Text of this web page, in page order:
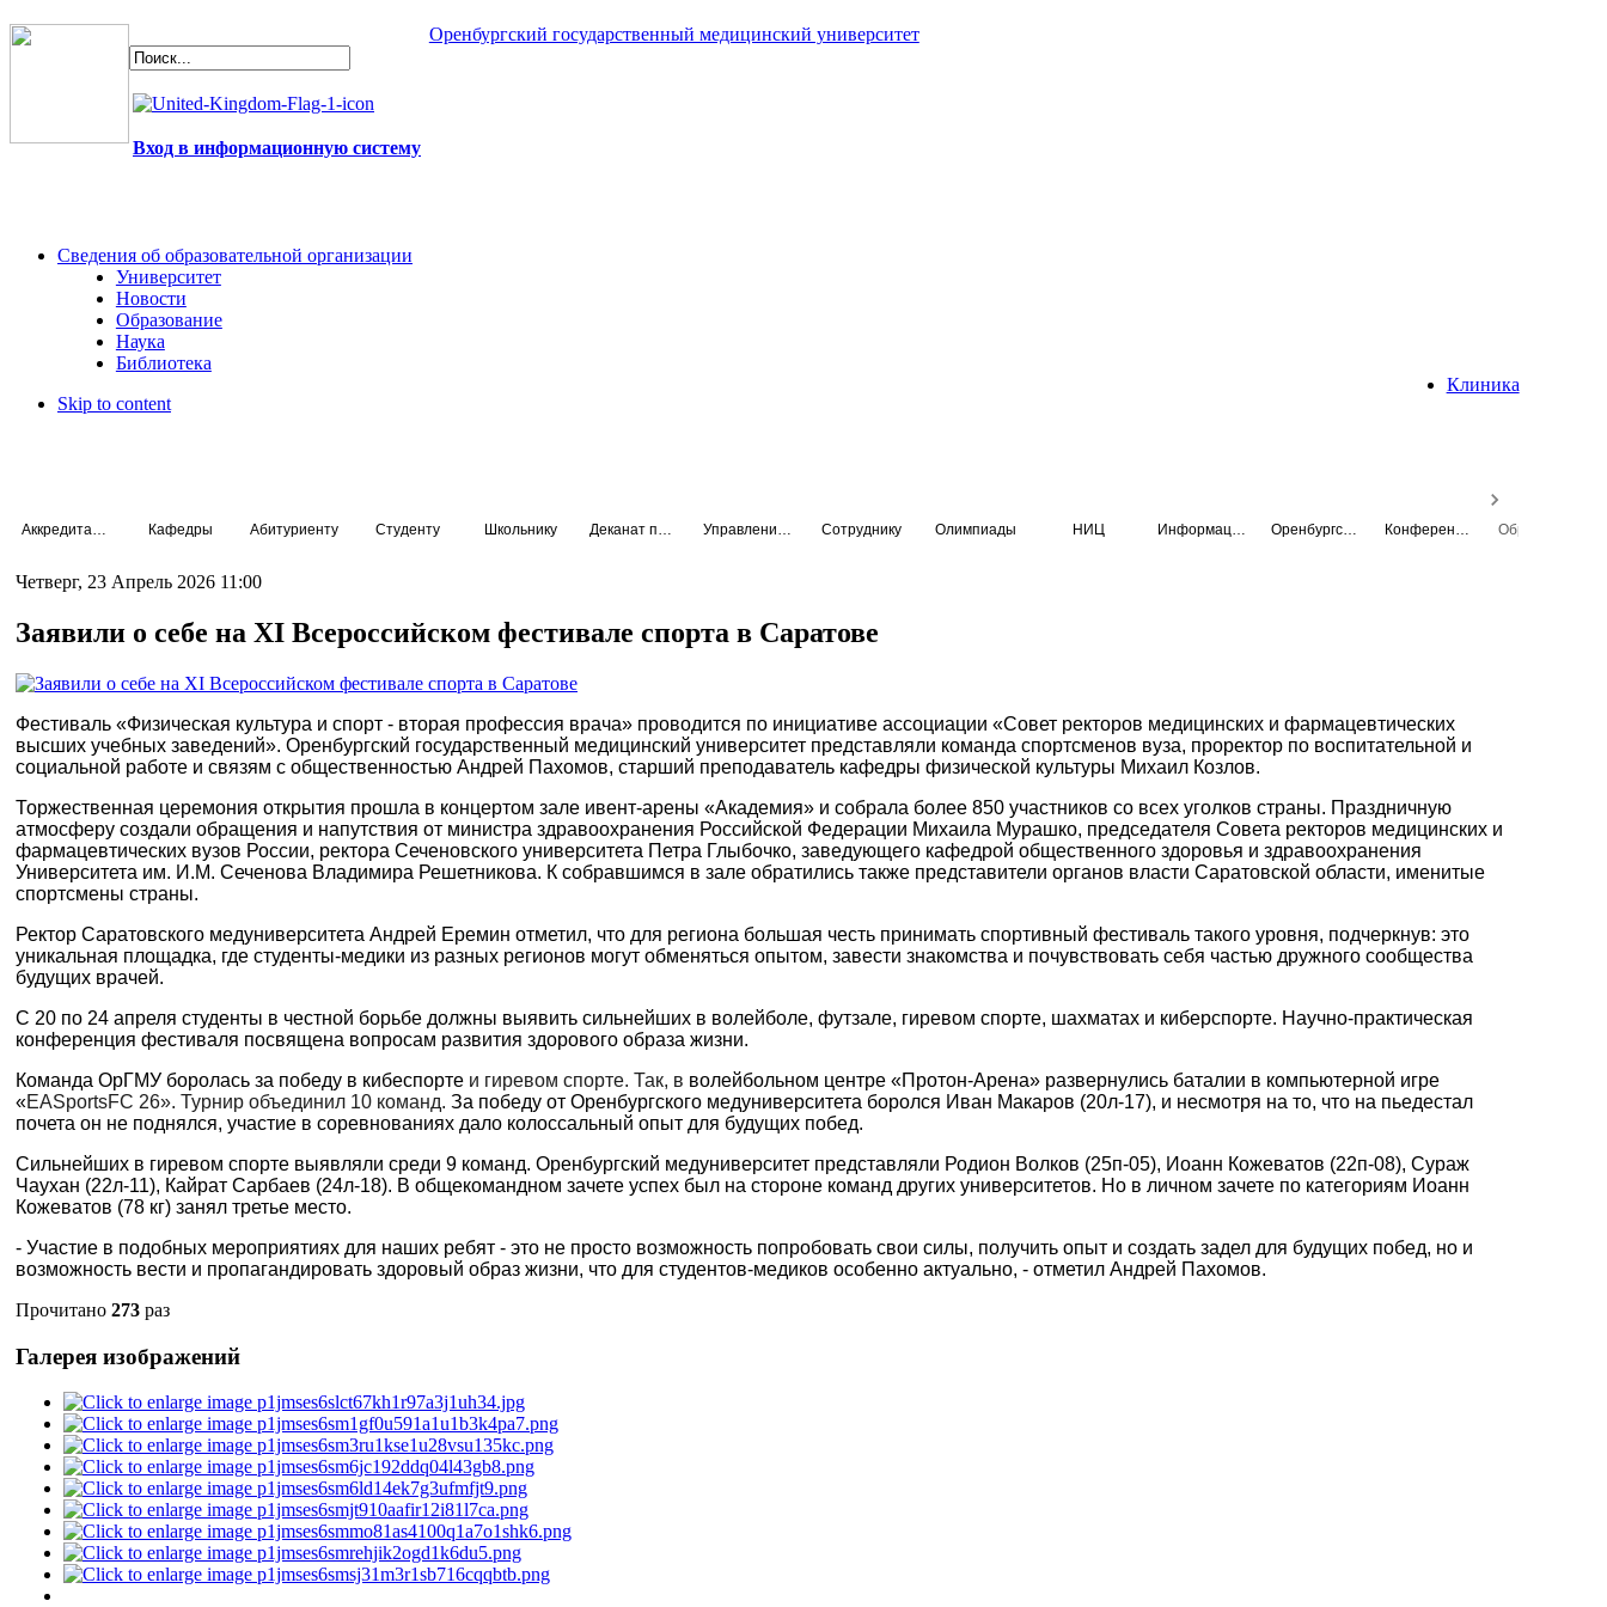
Оренбургский государственный медицинский университет
Вход в информационную систему
Сведения об образовательной организации
Университет
Новости
Образование
Наука
Библиотека
Клиника
Skip to content
Кафедры Абитуриенту Студенту Школьнику Сотруднику Олимпиады НИЦ
Четверг, 23 Апрель 2026 11:00
Заявили о себе на XI Всероссийском фестивале спорта в Саратове
Фестиваль «Физическая культура и спорт - вторая профессия врача» проводится по инициативе ассоциации «Совет ректоров медицинских и фармацевтических
высших учебных заведений». Оренбургский государственный медицинский университет представляли команда спортсменов вуза, проректор по воспитательной и
социальной работе и связям с общественностью Андрей Пахомов, старший преподаватель кафедры физической культуры Михаил Козлов.
Торжественная церемония открытия прошла в концертом зале ивент-арены «Академия» и собрала более 850 участников со всех уголков страны. Праздничную
атмосферу создали обращения и напутствия от министра здравоохранения Российской Федерации Михаила Мурашко, председателя Совета ректоров медицинских и
фармацевтических вузов России, ректора Сеченовского университета Петра Глыбочко, заведующего кафедрой общественного здоровья и здравоохранения
Университета им. И.М. Сеченова Владимира Решетникова. К собравшимся в зале обратились также представители органов власти Саратовской области, именитые
спортсмены страны.
Ректор Саратовского медуниверситета Андрей Еремин отметил, что для региона большая честь принимать спортивный фестиваль такого уровня, подчеркнув: это
уникальная площадка, где студенты-медики из разных регионов могут обменяться опытом, завести знакомства и почувствовать себя частью дружного сообщества
будущих врачей.
С 20 по 24 апреля студенты в честной борьбе должны выявить сильнейших в волейболе, футзале, гиревом спорте, шахматах и киберспорте. Научно-практическая
конференция фестиваля посвящена вопросам развития здорового образа жизни.
Команда ОрГМУ боролась за победу в кибеспорте и гиревом спорте. Так, в волейбольном центре «Протон-Арена» развернулись баталии в компьютерной игре
«EASportsFC 26». Турнир объединил 10 команд. За победу от Оренбургского медуниверситета боролся Иван Макаров (20л-17), и несмотря на то, что на пьедестал
почета он не поднялся, участие в соревнованиях дало колоссальный опыт для будущих побед.
Сильнейших в гиревом спорте выявляли среди 9 команд. Оренбургский медуниверситет представляли Родион Волков (25п-05), Иоанн Кожеватов (22п-08), Сураж
Чаухан (22л-11), Кайрат Сарбаев (24л-18). В общекомандном зачете успех был на стороне команд других университетов. Но в личном зачете по категориям Иоанн
Кожеватов (78 кг) занял третье место.
- Участие в подобных мероприятиях для наших ребят - это не просто возможность попробовать свои силы, получить опыт и создать задел для будущих побед, но и
возможность вести и пропагандировать здоровый образ жизни, что для студентов-медиков особенно актуально, - отметил Андрей Пахомов.
Прочитано 273 раз
Галерея изображений